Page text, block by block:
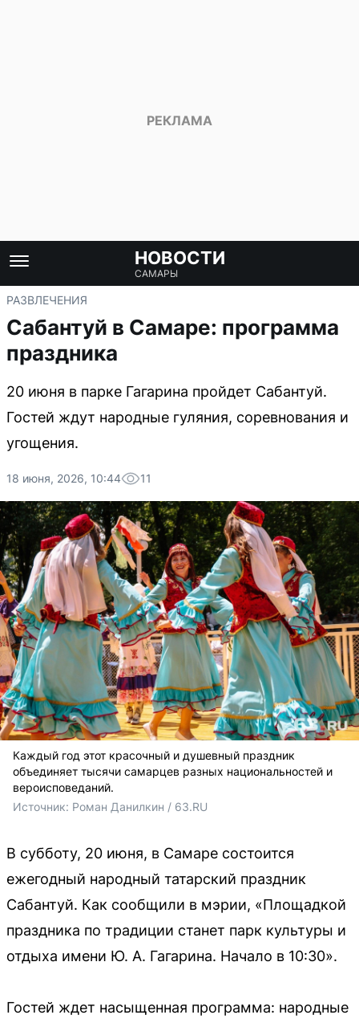
НОВОСТИ
САМАРЫ
РАЗВЛЕЧЕНИЯ
Сабантуй в Самаре: программа
праздника
20 июня в парке Гагарина пройдет Сабантуй.
Гостей ждут народные гуляния, соревнования и
угощения.
18 июня, 2026, 10:44 11
Каждый год этот красочный и душевный праздник
объединяет тысячи самарцев разных национальностей и
вероисповеданий.
Источник: Роман Данилкин / 63.RU
В субботу, 20 июня, в Самаре состоится
ежегодный народный татарский праздник
Сабантуй. Как сообщили в мэрии, «Площадкой
праздника по традиции станет парк культуры и
отдыха имени Ю. А. Гагарина. Начало в 10:30».
Гостей ждет насыщенная программа: народные